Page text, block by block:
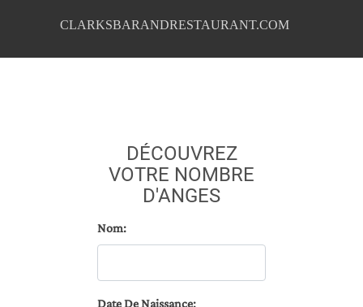
CLARKSBARANDRESTAURANT.COM
DÉCOUVREZ
VOTRE NOMBRE
D'ANGES
Nom:
Date De Naissance: